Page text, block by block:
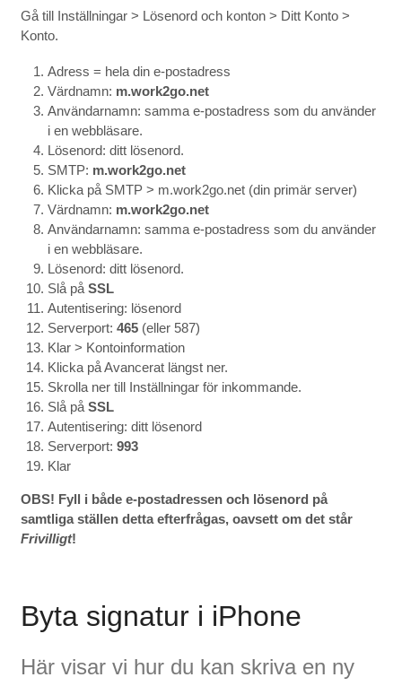
Gå till Inställningar > Lösenord och konton > Ditt Konto >
Konto.
Adress = hela din e-postadress
Värdnamn: m.work2go.net
Användarnamn: samma e-postadress som du använder
i en webbläsare.
Lösenord: ditt lösenord.
SMTP: m.work2go.net
Klicka på SMTP > m.work2go.net (din primär server)
Värdnamn: m.work2go.net
Användarnamn: samma e-postadress som du använder
i en webbläsare.
Lösenord: ditt lösenord.
Slå på SSL
Autentisering: lösenord
Serverport: 465(eller 587)
Klar > Kontoinformation
Klicka på Avancerat längst ner.
Skrolla ner till Inställningar för inkommande.
Slå på SSL
Autentisering: ditt lösenord
Serverport: 993
Klar
OBS! Fyll i både e-postadressen och lösenord på
samtliga ställen detta efterfrågas, oavsett om det står
Frivilligt!
Byta signatur i iPhone
Här visar vi hur du kan skriva en ny